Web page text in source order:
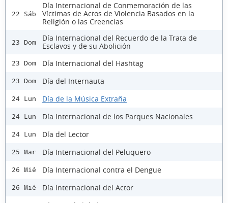
22 Sáb
Día Internacional de Conmemoración de las
Víctimas de Actos de Violencia Basados en la
Religión o las Creencias
23 Dom
Día Internacional del Recuerdo de la Trata de
Esclavos y de su Abolición
23 Dom Día Internacional del Hashtag
23 Dom Día del Internauta
24 Lun Día de la Música Extraña
24 Lun Día Internacional de los Parques Nacionales
24 Lun Día del Lector
25 Mar Día Internacional del Peluquero
26 Mié Día Internacional contra el Dengue
26 Mié Día Internacional del Actor